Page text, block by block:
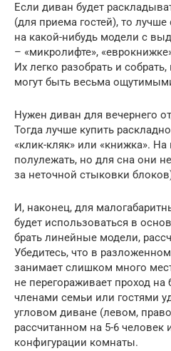
Если диван будет
(для приема гостей), то
на какой-нибудь модели с
– «микролифте»,
Их легко разобрать и
могут быть весьма
Нужен диван для вечернего
Тогда лучше купить
«клик-кляк» или «книжка». На
полулежать, но для сна они
за неточной стыковки
И, наконец, для
будет использоваться в
брать линейные модели,
Убедитесь, что в
занимает слишком много
не перегораживает проход
членами семьи или гостями
угловом диване (левом,
рассчитанном на 5-6 человек
конфигурации комнаты.